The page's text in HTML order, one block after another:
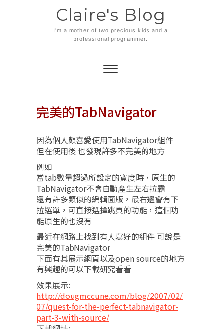
Claire's Blog
I'm a mother of two precious kids and a
professional programmer.
完美的TabNavigator
因為個人頗喜愛使用TabNavigator組件
但在使用後 也發現許多不完美的地方
例如
當tab數量超過所設定的寬度時，原生的
TabNavigator不會自動產生左右拉霸
還有許多類似的編輯面版，最右邊會有下
拉選單，可直接選擇跳頁的功能，這個功
能原生的也沒有
最近在網路上找到有人寫好的組件 可說是
完美的TabNavigator
下面有其展示網頁以及open source的地方
有興趣的可以下載研究看看
效果展示:
http://dougmccune.com/blog/2007/02/
07/quest-for-the-perfect-tabnavigator-
part-3-with-source/